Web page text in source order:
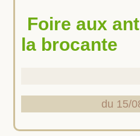
Foire aux antiquités et à
la brocante
du 15/